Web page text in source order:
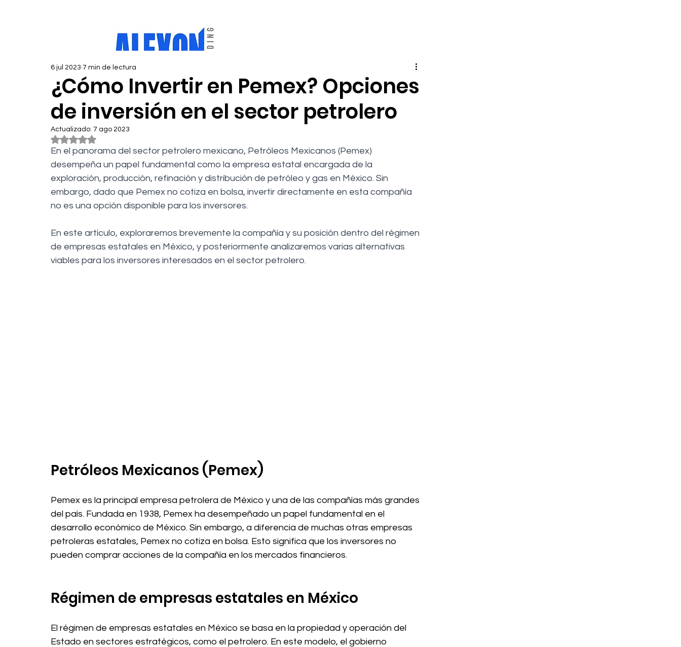
¿Cómo Invertir en Pemex? Opciones
de inversión en el sector petrolero
6 jul 2023 7 min de lectura
Actualizado: 7 ago 2023
Obtuvo NaN de 5 estrellas.
En el panorama del sector petrolero mexicano, Petróleos Mexicanos (Pemex)
desempeña un papel fundamental como la empresa estatal encargada de la
exploración, producción, refinación y distribución de petróleo y gas en México. Sin
embargo, dado que Pemex no cotiza en bolsa, invertir directamente en esta compañía
no es una opción disponible para los inversores.
En este artículo, exploraremos brevemente la compañía y su posición dentro del régimen
de empresas estatales en México, y posteriormente analizaremos varias alternativas
viables para los inversores interesados en el sector petrolero.
Petróleos Mexicanos (Pemex)
Pemex es la principal empresa petrolera de México y una de las compañías más grandes
del país. Fundada en 1938, Pemex ha desempeñado un papel fundamental en el
desarrollo económico de México. Sin embargo, a diferencia de muchas otras empresas
petroleras estatales, Pemex no cotiza en bolsa. Esto significa que los inversores no
pueden comprar acciones de la compañía en los mercados financieros.
Régimen de empresas estatales en México
El régimen de empresas estatales en México se basa en la propiedad y operación del
Estado en sectores estratégicos, como el petrolero. En este modelo, el gobierno